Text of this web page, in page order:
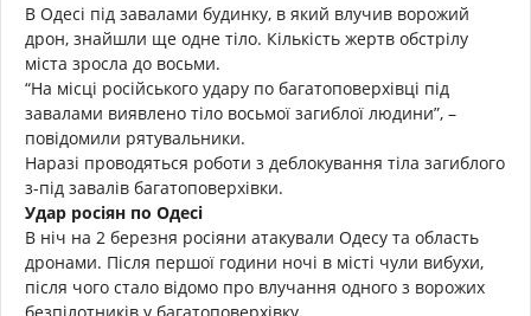
В Одесі під завалами будинку, в який влучив ворожий
дрон, знайшли ще одне тіло. Кількість жертв обстрілу
міста зросла до восьми.
“На місці російського удару по багатоповерхівці під
завалами виявлено тіло восьмої загиблої людини”, –
повідомили рятувальники.
Наразі проводяться роботи з деблокування тіла загиблого
з-під завалів багатоповерхівки.
Удар росіян по Одесі
В ніч на 2 березня росіяни атакували Одесу та область
дронами. Після першої години ночі в місті чули вибухи,
після чого стало відомо про влучання одного з ворожих
безпілотників у багатоповерхівку.